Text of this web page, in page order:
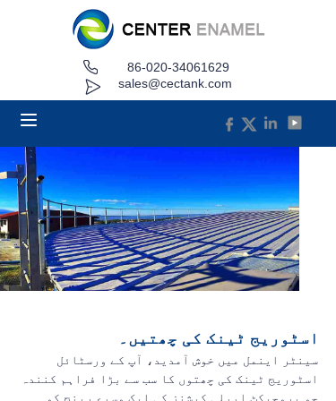
sales@cectank.com
86-020-34061629
اسٹوریج ٹینک کی چھتیں۔
سینٹر اینمل میں خوش آمدید، آپ کے ورسٹائل
اسٹوریج ٹینک کی چھتوں کا سب سے بڑا فراہم کنندہ
جو پروجیکٹ ایپلی کیشنز کی ایک وسیع رینج کو
کے بارے میں
مصنوعات
درخواستیں
پروجیکٹ کیس